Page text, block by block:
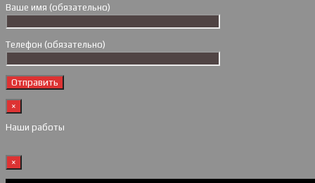
Ваше имя (обязательно)
Телефон (обязательно)
×
Наши работы
×